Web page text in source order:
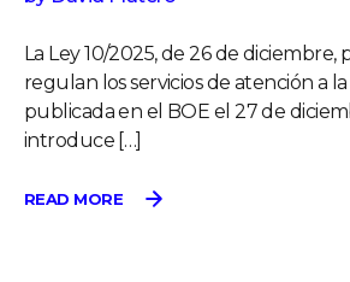
La Ley 10/2025, de 26 de diciembre,
regulan los servicios de atención a
publicada en el BOE el 27 de
introduce […]
READ MORE